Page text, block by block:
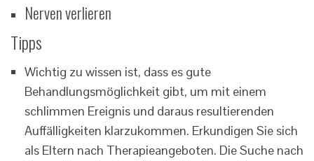
Nerven verlieren
Tipps
Wichtig zu wissen ist, dass es gute
Behandlungsmöglichkeit gibt, um mit einem
schlimmen Ereignis und daraus resultierenden
Auffälligkeiten klarzukommen. Erkundigen Sie sich
als Eltern nach Therapieangeboten. Die Suche nach